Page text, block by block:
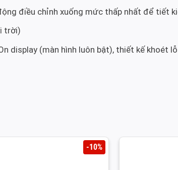
điều chỉnh xuống mức thấp nhất để tiết
trời)
display (màn hình luôn bật), thiết kế khoét
-10%